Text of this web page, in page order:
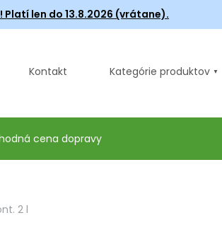
Platí len do 13.8.2026 (vrátane).
Kontakt Kategórie produktov
cena dopravy
2 l